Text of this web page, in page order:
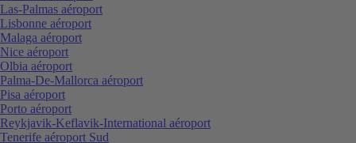
Las-Palmas aéroport
Lisbonne aéroport
Malaga aéroport
Nice aéroport
Olbia aéroport
Palma-De-Mallorca aéroport
Pisa aéroport
Porto aéroport
Reykjavik-Keflavik-International aéroport
Tenerife aéroport Sud